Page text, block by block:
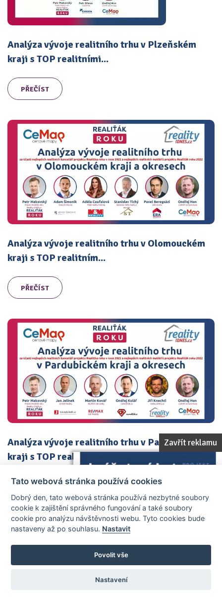
Zavřít reklamu
Analýza vývoje realitního trhu v Plzeňském
kraji s TOP realitními...
PŘEČÍST
Analýza vývoje realitního trhu v Olomouckém
kraji s TOP realitním...
PŘEČÍST
Analýza vývoje realitního trhu v Pardubickém
kraji s TOP realitní...
PŘEČÍST
Tato webová stránka používá cookies
Dobrý den, tato webová stránka používá nezbytné soubory
cookie k zajištění správného fungování a také soubory
cookie pro analýzu návštěvnosti webu. Tyto cookies bude
nastaveny až po souhlasu. Nastavit
Povolit vše
Nastavení